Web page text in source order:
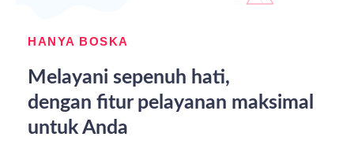
HANYA BOSKA
Melayani sepenuh hati,
dengan fitur pelayanan maksimal
untuk Anda